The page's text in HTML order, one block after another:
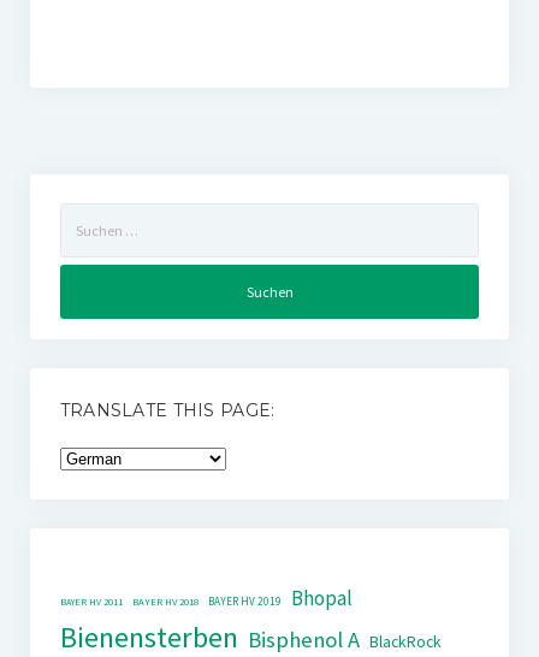
nach:
TRANSLATE THIS PAGE:
BAYER HV 2011 BAYER HV 2018 BAYER HV 2019 Bhopal
Bienensterben Bisphenol A BlackRock